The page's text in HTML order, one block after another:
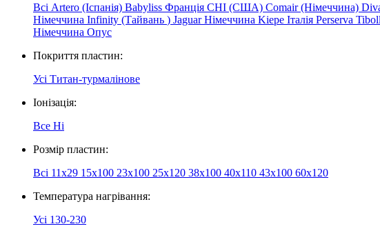
Всі Artero (Іспанія) Babyliss Франція CHI (США) Comair (Німеччина)
Німеччина Infinity (Тайвань ) JaguarНімеччина Kiepe Італія Perserva
Німеччина Опус
Покриття пластин:
Усі Титан-турмалінове
Іонізація:
Все Ні
Розмір пластин:
Всі 11х29 15x100 23x100 25x120 38x100 40х110 43x100 60x120
Температура нагрівання:
Усі 130-230